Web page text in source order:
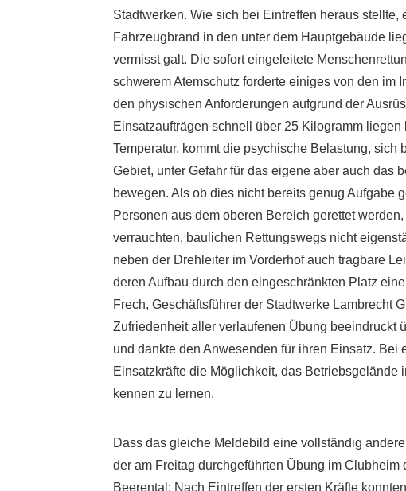
Stadtwerken. Wie sich bei Eintreffen heraus
Fahrzeugbrand in den unter dem Hauptgebäude
vermisst galt. Die sofort eingeleitete
schwerem Atemschutz forderte einiges von den im
den physischen Anforderungen aufgrund der
Einsatzaufträgen schnell über 25 Kilogramm
Temperatur, kommt die psychische Belastung,
Gebiet, unter Gefahr für das eigene aber auch das
bewegen. Als ob dies nicht bereits genug Aufgabe
Personen aus dem oberen Bereich gerettet
verrauchten, baulichen Rettungswegs nicht
neben der Drehleiter im Vorderhof auch tragbare
deren Aufbau durch den eingeschränkten Platz
Frech, Geschäftsführer der Stadtwerke Lambrecht
Zufriedenheit aller verlaufenen Übung beeindruckt
und dankte den Anwesenden für ihren Einsatz. Bei
Einsatzkräfte die Möglichkeit, das Betriebsgelände
kennen zu lernen.
Dass das gleiche Meldebild eine vollständig
der am Freitag durchgeführten Übung im
Beerental: Nach Eintreffen der ersten Kräfte